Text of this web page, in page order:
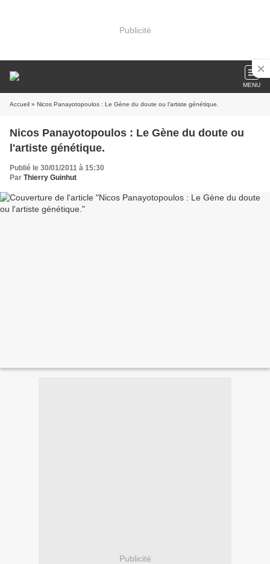
Publicité
MENU
Accueil » Nicos Panayotopoulos : Le Gène du doute ou l'artiste génétique.
Nicos Panayotopoulos : Le Gène du doute ou
l'artiste génétique.
Publié le 30/01/2011 à 15:30
Par Thierry Guinhut
Publicité